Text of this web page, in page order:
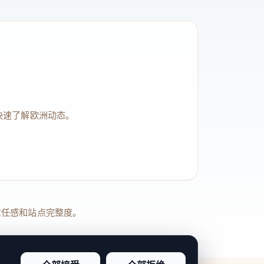
了解欧洲动态。
感和站点完整度。